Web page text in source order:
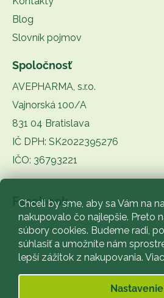
Chceli by sme, aby sa Vám na
nakupovalo čo najlepšie. Preto
súbory cookies. Budeme radi,
súhlasiť a umožníte nám
lepší zážitok z nakupovania.
Nastavenie
Blog
Slovník pojmov
Spoločnosť
AVEPHARMA, s.r.o.
Vajnorská 100/A
831 04 Bratislava
IČ DPH: SK2022395276
IČO: 36793221
Facebook